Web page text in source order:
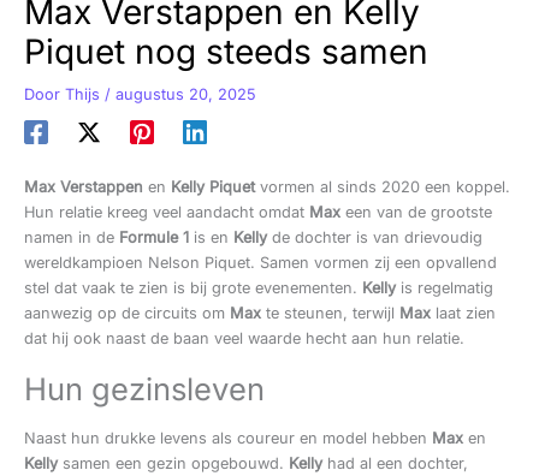
Max Verstappen en Kelly
Piquet nog steeds samen
Door Thijs / augustus 20, 2025
Max Verstappen en Kelly Piquetvormen al sinds 2020 een koppel.
Hun relatie kreeg veel aandacht omdat Max een van de grootste
namen in de Formule 1 is en Kellyde dochter is van drievoudig
wereldkampioen Nelson Piquet. Samen vormen zij een opvallend
stel dat vaak te zien is bij grote evenementen. Kellyis regelmatig
aanwezig op de circuits om Max te steunen, terwijl Max laat zien
dat hij ook naast de baan veel waarde hecht aan hun relatie.
Hun gezinsleven
Naast hun drukke levens als coureur en model hebben Max en
Kellysamen een gezin opgebouwd. Kellyhad al een dochter,